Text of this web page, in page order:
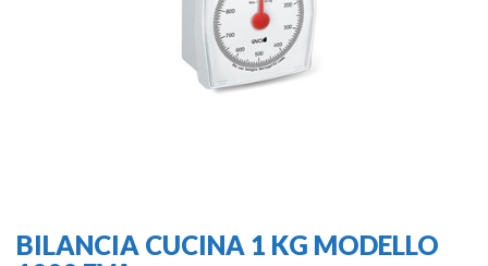
BILANCIA CUCINA 1 KG MODELLO